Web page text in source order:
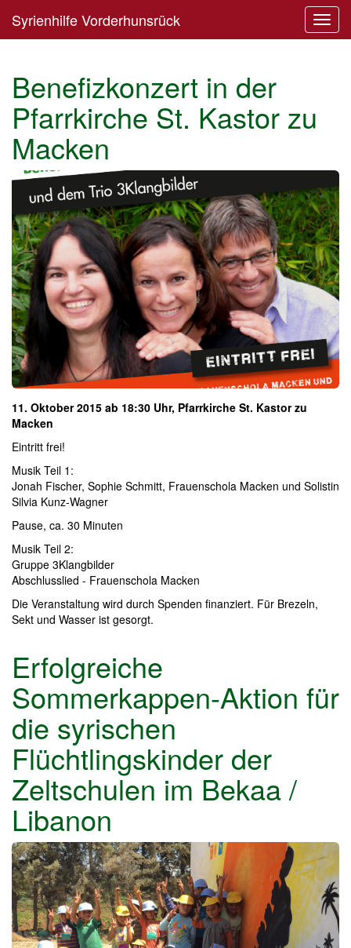
Syrienhilfe Vorderhunsrück
Benefizkonzert in der
Pfarrkirche St. Kastor zu
Macken
11. Oktober 2015 ab 18:30 Uhr, Pfarrkirche St. Kastor zu
Macken
Eintritt frei!
Musik Teil 1:
Jonah Fischer, Sophie Schmitt, Frauenschola Macken und Solistin
Silvia Kunz-Wagner
Pause, ca. 30 Minuten
Musik Teil 2:
Gruppe 3Klangbilder
Abschlusslied - Frauenschola Macken
Die Veranstaltung wird durch Spenden finanziert. Für Brezeln,
Sekt und Wasser ist gesorgt.
Erfolgreiche
Sommerkappen-Aktion für
die syrischen
Flüchtlingskinder der
Zeltschulen im Bekaa /
Libanon